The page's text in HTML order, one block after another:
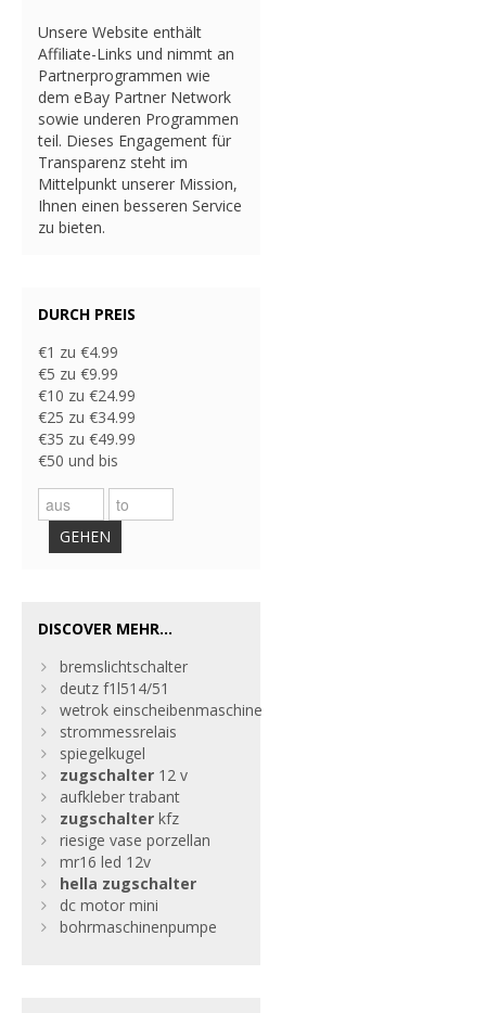
Unsere Website enthält
Affiliate-Links und nimmt an
Partnerprogrammen wie
dem eBay Partner Network
sowie underen Programmen
teil. Dieses Engagement für
Transparenz steht im
Mittelpunkt unserer Mission,
Ihnen einen besseren Service
zu bieten.
DURCH PREIS
€1 zu €4.99
€5 zu €9.99
€10 zu €24.99
€25 zu €34.99
€35 zu €49.99
€50 und bis
GEHEN
DISCOVER MEHR...
bremslichtschalter
deutz f1l514/51
wetrok einscheibenmaschine
strommessrelais
spiegelkugel
zugschalter 12 v
aufkleber trabant
zugschalter kfz
riesige vase porzellan
mr16 led 12v
hella zugschalter
dc motor mini
bohrmaschinenpumpe